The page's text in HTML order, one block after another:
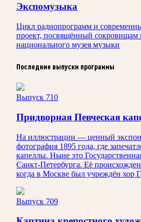
Экспомузыка
Цикл радиопрограмм и
проект, посвящённый сокровищам
национального музея музыки
Последние выпуски программы
Выпуск 710
Придворная Певческая
На иллюстрации — ценный
фотография 1895 года, где
капеллы. Ныне это
Санкт‑Петербурга. Её
когда в Москве был учреждён хор
Выпуск 709